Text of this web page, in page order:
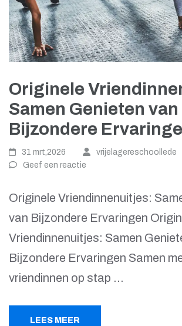
Originele
Samen Genieten van
Bijzondere
31 mrt,2026
vrijelagereschoollede
Geef een reactie
Originele Vriendinnenuitjes:
van Bijzondere Ervaringen
Vriendinnenuitjes: Samen
Bijzondere Ervaringen Samen
vriendinnen op stap …
LEES MEER